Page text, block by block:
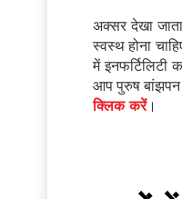
अक्सर देखा
स्वस्थ होना
में
आप पुरुष बांझपन
क्लिक करें।